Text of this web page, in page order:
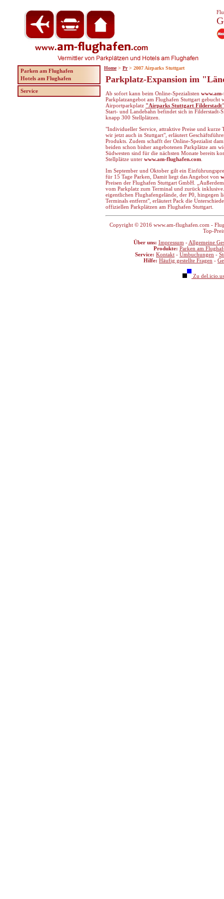
Parkplatz-Expansion im
Ab sofort kann beim Online-Spezialisten
Parkplatzangebot am Flughafen Stuttgart gebucht
Airportparkplatz "Airparks Stuttgart
Start- und Landebahn befindet sich in
knapp 300 Stellplätzen.
"Individueller Service, attraktive Preise und kurze
wir jetzt auch in Stuttgart", erläutert
Produkts. Zudem schafft der Online-Spezialist
beiden schon bisher angebotenen Parkplätze am
Südwesten sind für die nächsten Monate bereits
Stellplätze unter www.am-flughafen.com
Im September und Oktober gilt ein
für 15 Tage Parken, Damit liegt das Angebot von
Preisen der Flughafen Stuttgart GmbH.
vom Parkplatz zum Terminal und zurück
eigentlichen Flughafengelände, der P0, hingegen
Terminals entfernt", erläutert Pack die
offiziellen Parkplätzen am Flughafen Stuttgart.
Copyright © 2016 www.am-flughafen.com -
Top-
Über uns: Impressum - Allgemeine
Produkte: Parken am
Service: Kontakt - Umbuchungen -
Hilfe: Häufig gestellte Fragen -
Zu
Parken am Flughafen
Hotels am Flughafen
Service
Home > Pr > 2007 Airparks Stuttgart